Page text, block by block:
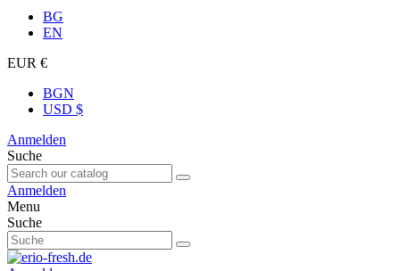
BG
EN
EUR €
BGN
USD $
Anmelden
Suche
Anmelden
Menu
Suche